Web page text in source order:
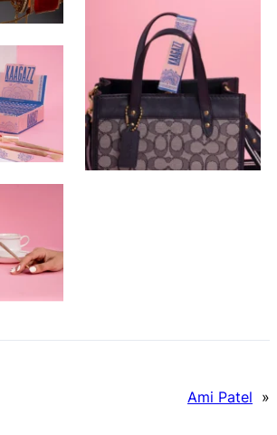
Ami Patel »